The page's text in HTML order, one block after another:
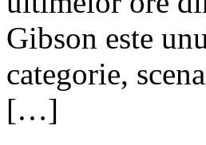
Gibson este
categorie,
[…]